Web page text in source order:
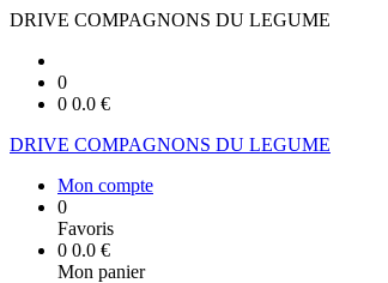
DRIVE COMPAGNONS DU LEGUME
0
0 0.0 €
DRIVE COMPAGNONS DU LEGUME
Mon compte
0
Favoris
0 0.0 €
Mon panier